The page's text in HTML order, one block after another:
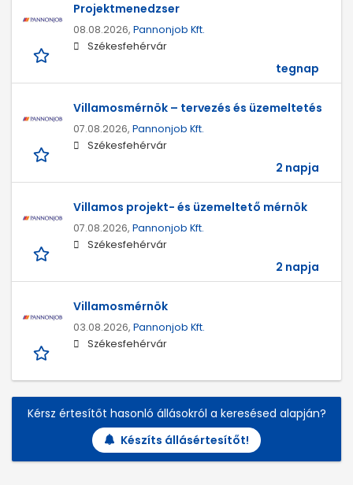
Projektmenedzser
08.08.2026, Pannonjob Kft.
Székesfehérvár
tegnap
Villamosmérnök – tervezés és üzemeltetés
07.08.2026, Pannonjob Kft.
Székesfehérvár
2 napja
Villamos projekt- és üzemeltető mérnök
07.08.2026, Pannonjob Kft.
Székesfehérvár
2 napja
Villamosmérnök
03.08.2026, Pannonjob Kft.
Székesfehérvár
Kérsz értesítőt hasonló állásokról a keresésed alapján?
Készíts állásértesítőt!